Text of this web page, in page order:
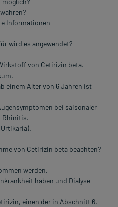
Informationen
wird es angewendet?
von Cetirizin beta.
einem Alter von 6 Jahren ist
bei saisonaler
Rhinitis.
von Cetirizin beta beachten?
werden,
haben und Dialyse
einen der in Abschnitt 6.